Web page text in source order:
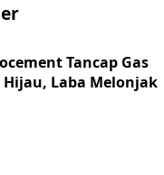
Tancap Gas
Laba Melonjak